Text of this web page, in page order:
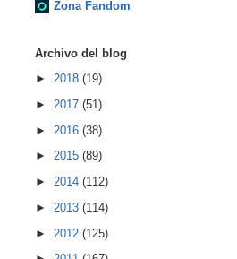
Zona Fandom
Archivo del blog
► 2018 (19)
► 2017 (51)
► 2016 (38)
► 2015 (89)
► 2014 (112)
► 2013 (114)
► 2012 (125)